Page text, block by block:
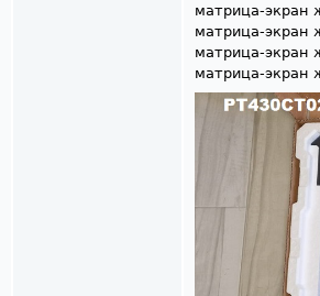
матрица-экран
матрица-экран
матрица-экран
матрица-экран